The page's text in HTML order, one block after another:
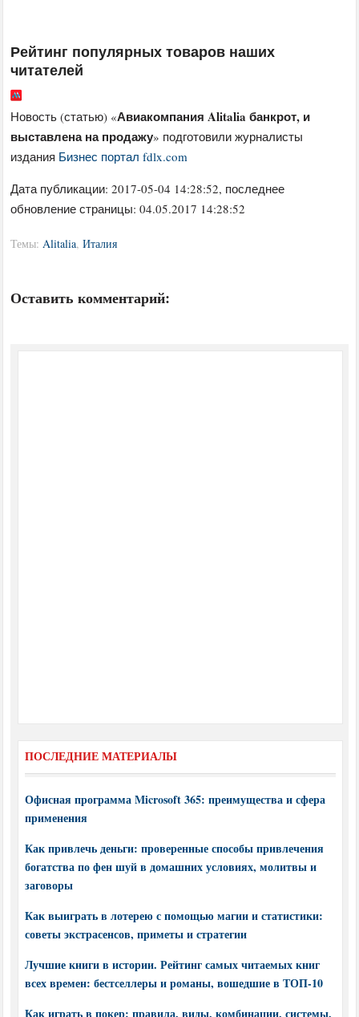
Рейтинг популярных товаров наших
читателей
Новость (статью) «Авиакомпания Alitalia банкрот, и
выставлена на продажу» подготовили журналисты
издания Бизнес портал fdlx.com
Дата публикации:2017-05-04 14:28:52, последнее
обновление страницы: 04.05.2017 14:28:52
Темы: Alitalia,Италия
Оставить комментарий:
ПОСЛЕДНИЕ МАТЕРИАЛЫ
Офисная программа Microsoft 365: преимущества и сфера
применения
Как привлечь деньги: проверенные способы привлечения
богатства по фен шуй в домашних условиях, молитвы и
заговоры
Как выиграть в лотерею с помощью магии и статистики:
советы экстрасенсов, приметы и стратегии
Лучшие книги в истории. Рейтинг самых читаемых книг
всех времен: бестселлеры и романы, вошедшие в ТОП-10